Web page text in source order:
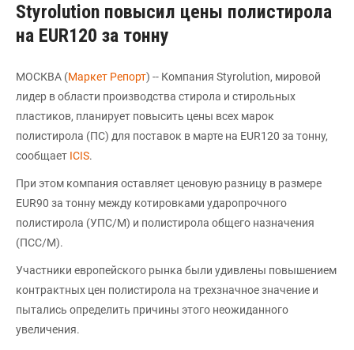
Styrolution повысил цены полистирола
на EUR120 за тонну
МОСКВА (Маркет Репорт) -- Компания Styrolution, мировой
лидер в области производства стирола и стирольных
пластиков, планирует повысить цены всех марок
полистирола (ПС) для поставок в марте на EUR120 за тонну,
сообщает ICIS.
При этом компания оставляет ценовую разницу в размере
EUR90 за тонну между котировками ударопрочного
полистирола (УПС/М) и полистирола общего назначения
(ПСС/М).
Участники европейского рынка были удивлены повышением
контрактных цен полистирола на трехзначное значение и
пытались определить причины этого неожиданного
увеличения.